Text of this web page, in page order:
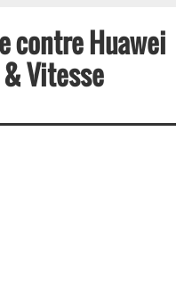
contre Huawei
Vitesse